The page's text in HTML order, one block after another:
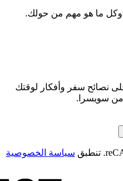
ما هو مهم من حولك.
نصائح سفر وأفكار لوقتك
من سويسرا.
سياسة الخصوصية